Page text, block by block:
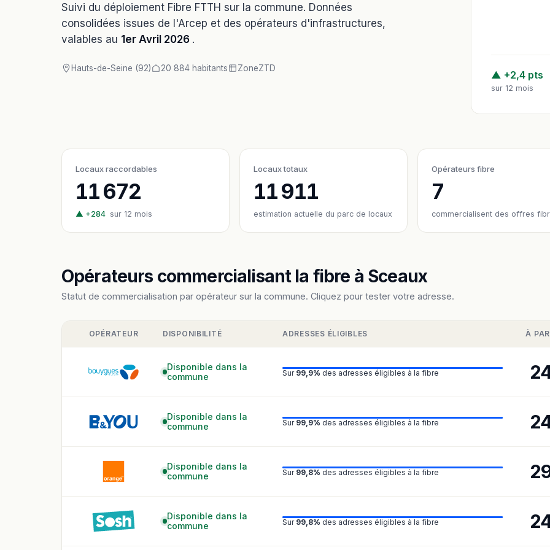
Suivi du déploiement Fibre FTTH sur la commune. Données
consolidées issues de l'Arcep et des opérateurs d'infrastructures,
valables au 1er Avril 2026 .
Hauts-de-Seine (92) 20 884 habitants ZoneZTD
▲ +2,4 pts
sur 12 mois
Locaux raccordables
11 672
▲ +284 sur 12 mois
Locaux totaux
11 911
estimation actuelle du parc de locaux
Opérateurs fibre
7
commercialisent des offres
Opérateurs commercialisant la fibre à Sceaux
Statut de commercialisation par opérateur sur la commune. Cliquez pour tester votre adresse.
OPÉRATEUR DISPONIBILITÉ ADRESSES ÉLIGIBLES À
Disponible dans la
commune
Sur 99,9% des adresses éligibles à la fibre
Disponible dans la
commune
Sur 99,9% des adresses éligibles à la fibre
Disponible dans la
commune
Sur 99,8% des adresses éligibles à la fibre
Disponible dans la
commune
Sur 99,8% des adresses éligibles à la fibre